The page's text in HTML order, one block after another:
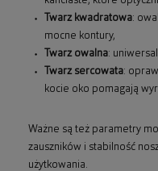
Twarz kwadratowa:
mocne kontury,
Twarz owalna:
Twarz sercowata:
kocie oko pomagają
Ważne są też parametry
zauszników i stabilność
użytkowania.